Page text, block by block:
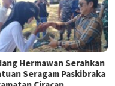
Hermawan Serahkan
Seragam Paskibraka